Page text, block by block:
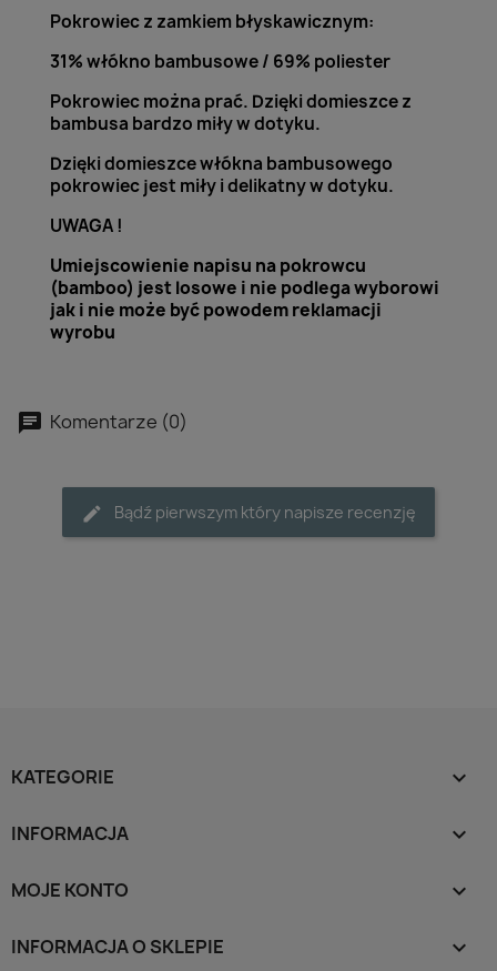
Pokrowiec z zamkiem błyskawicznym:
31% włókno bambusowe / 69% poliester
Pokrowiec można prać. Dzięki domieszce z
bambusa bardzo miły w dotyku.
Dzięki domieszce włókna bambusowego
pokrowiec jest miły i delikatny w dotyku.
UWAGA !
Umiejscowienie napisu na pokrowcu
(bamboo) jest losowe i nie podlega wyborowi
jak i nie może być powodem reklamacji
wyrobu
Komentarze (0)
Bądź pierwszym który napisze recenzję
KATEGORIE 
INFORMACJA 
MOJE KONTO 
INFORMACJA O SKLEPIE keyboard_arrow_down